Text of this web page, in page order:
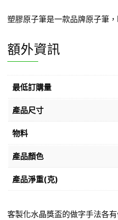
塑膠原子筆是一款品牌原子筆
額外資訊
最低訂購量
產品尺寸
物料
產品顏色
產品淨重(克)
客製化水晶獎盃的做字手法各